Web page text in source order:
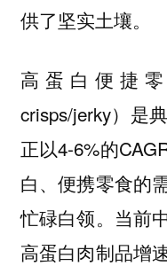
供了坚实土壤。
高蛋白便捷
crisps/jerky）是
正以4-6%的
白、便携零食的
忙碌白领。当前
高蛋白肉制品增